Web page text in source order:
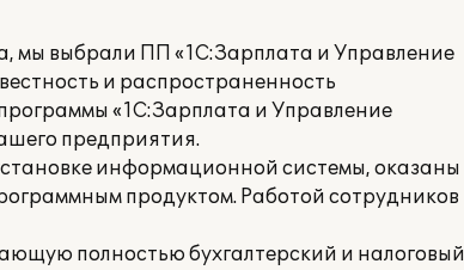
мы выбрали ПП «1С:Зарплата и Управление
и распространенность
«1С:Зарплата и Управление
предприятия.
информационной системы, оказаны
продуктом. Работой сотрудников
полностью бухгалтерский и налоговый